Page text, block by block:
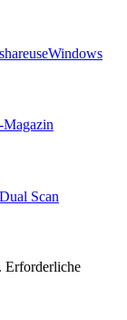
shareuseWindows
Magazin
Scan
Erforderliche